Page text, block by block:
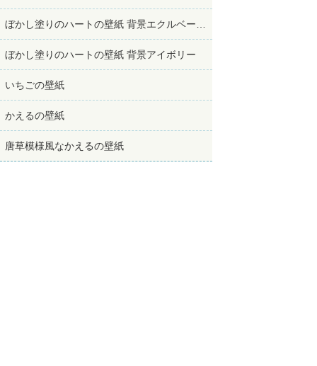
ぼかし塗りのハートの壁紙 背景アイボリー
いちごの壁紙
かえるの壁紙
唐草模様風なかえるの壁紙